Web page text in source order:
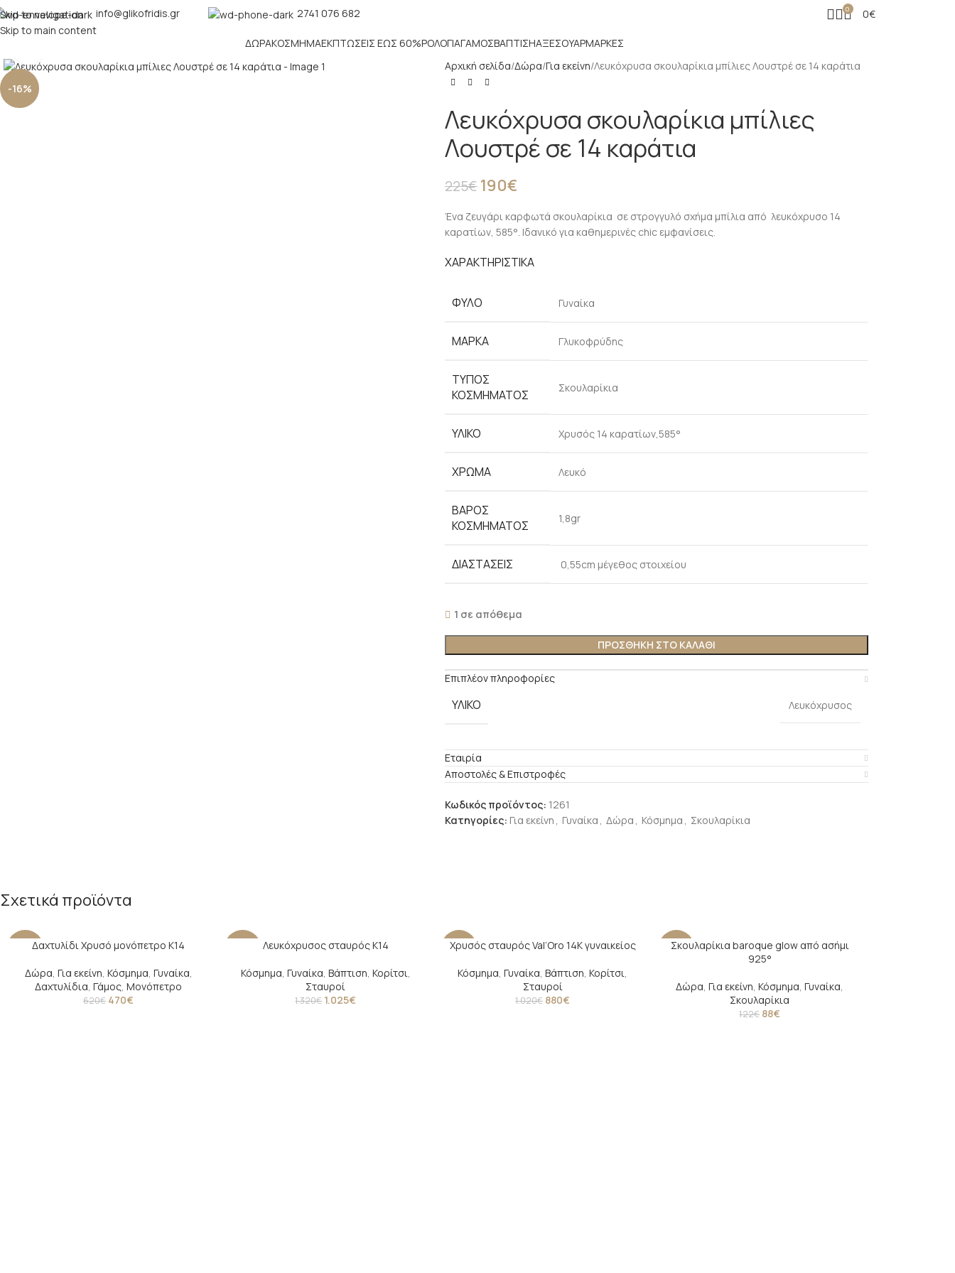
Skip to navigation
Skip to main content
info@glikofridis.gr 2741 076 682 0 0€
ΔΏΡΑΚΌΣΜΗΜΑΕΚΠΤΏΣΕΙΣ ΈΩΣ 60%ΡΟΛΌΓΙΑΓΆΜΟΣΒΆΠΤΙΣΗΑΞΕΣΟΥΆΡΜΑΡΚΕΣ
-16%
Αρχική σελίδα Δώρα Για εκείνη Λευκόχρυσα σκουλαρίκια μπίλιες Λουστρέ σε 14 καράτια
Λευκόχρυσα σκουλαρίκια μπίλιες
Λουστρέ σε 14 καράτια
225€190€
Ένα ζευγάρι καρφωτά σκουλαρίκια σε στρογγυλό σχήμα μπίλια από λευκόχρυσο 14
καρατίων, 585°. Ιδανικό για καθημερινές chic εμφανίσεις.
ΧΑΡΑΚΤΗΡΙΣΤΙΚΑ
ΦΎΛΟ Γυναίκα
ΜΆΡΚΑ Γλυκοφρύδης
ΤΎΠΟΣ
ΚΟΣΜΉΜΑΤΟΣ
Σκουλαρίκια
ΥΛΙΚΌ Χρυσός 14 καρατίων,585°
ΧΡΏΜΑ Λευκό
ΒΆΡΟΣ
ΚΟΣΜΉΜΑΤΟΣ
1,8gr
ΔΙΑΣΤΆΣΕΙΣ 0,55cm μέγεθος στοιχείου
1 σε απόθεμα
ΠΡΟΣΘΉΚΗ ΣΤΟ ΚΑΛΆΘΙ
Επιπλέον πληροφορίες
ΥΛΙΚΌ Λευκόχρυσος
Εταιρία
Αποστολές & Επιστροφές
Κωδικός προϊόντος: 1261
Κατηγορίες: Για εκείνη , Γυναίκα , Δώρα , Κόσμημα , Σκουλαρίκια
Σχετικά προϊόντα
-24%Δαχτυλίδι Χρυσό μονόπετρο Κ14
Δώρα, Για εκείνη, Κόσμημα, Γυναίκα,
Δαχτυλίδια,Γάμος,Μονόπετρο
620€ 470€
Λευκόχρυσος σταυρός Κ14
Κόσμημα, Γυναίκα, Βάπτιση, Κορίτσι,
Σταυροί
1.320€ 1.025€
-14%
Χρυσός σταυρός Val’Oro 14Κ γυναικείος
Κόσμημα,Γυναίκα,Βάπτιση,Κορίτσι,
Σταυροί
1.020€ 880€
-28%
Σκουλαρίκια baroque glow από ασήμι
925°
Δώρα,Για εκείνη,Κόσμημα,Γυναίκα,
Σκουλαρίκια
122€ 88€